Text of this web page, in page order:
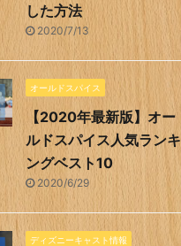
した方法
2020/7/13
オールドスパイス
【2020年最新版】オー
ルドスパイス人気ランキ
ングベスト10
2020/6/29
ディズニーキャスト情報